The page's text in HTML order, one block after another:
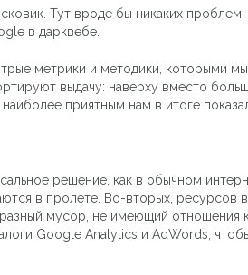
Тут вроде бы никаких
в дарквебе.
метрики и методики, которыми
выдачу: наверху вместо
приятным нам в итоге
решение, как в обычном
в пролете. Во-вторых, ресурсов
мусор, не имеющий отношения
Google Analytics и AdWords,